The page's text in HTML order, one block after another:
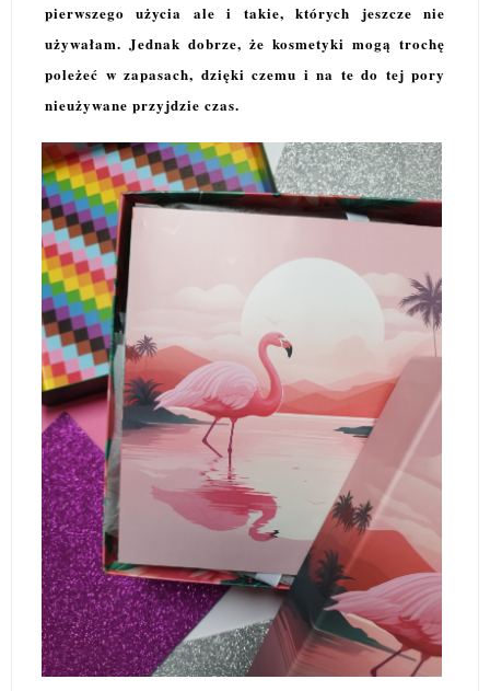
pierwszego użycia ale i takie, których jeszcze nie
używałam. Jednak dobrze, że kosmetyki mogą trochę
poleżeć w zapasach, dzięki czemu i na te do tej pory
nieużywane przyjdzie czas.